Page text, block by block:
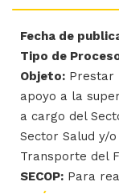
Fecha de
Tipo de
Objeto: Prestar
apoyo a la
a cargo del
Sector Salud y/
Transporte del
SECOP: Para